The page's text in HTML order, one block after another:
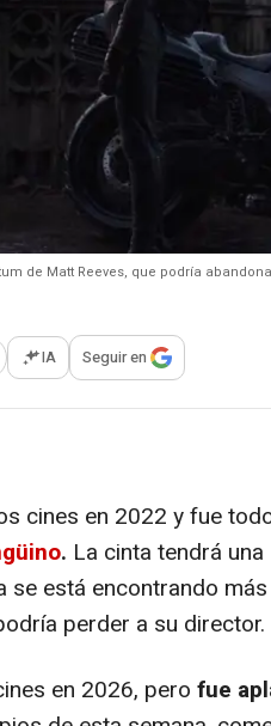
de Matt Reeves, que podría
opciones para compartir
IA Seguir en
cines en 2022 y fue
. La cinta tendrá una
se está encontrando más
perder a su director.
en 2026, pero fue